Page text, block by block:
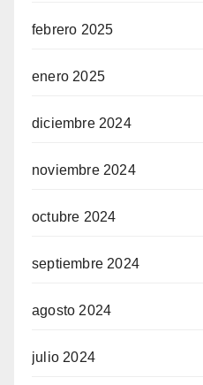
febrero 2025
enero 2025
diciembre 2024
noviembre 2024
octubre 2024
septiembre 2024
agosto 2024
julio 2024